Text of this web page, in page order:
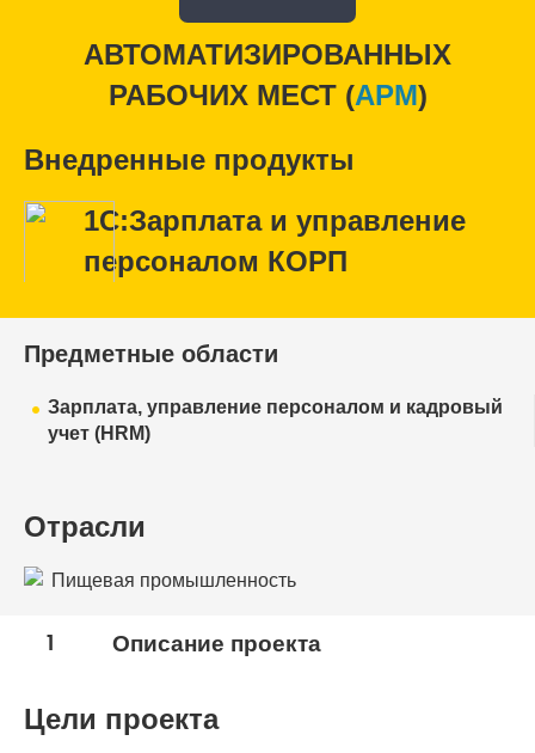
АВТОМАТИЗИРОВАННЫХ
РАБОЧИХ МЕСТ (APM)
Внедренные продукты
1С:Зарплата и управление
персоналом КОРП
Предметные области
Зарплата, управление персоналом и кадровый
учет (HRM)
Отрасли
Пищевая промышленность
1 Описание проекта
Цели проекта